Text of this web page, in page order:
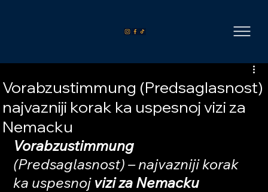
Vorabzustimmung (Predsaglasnost)
najvazniji korak ka uspesnoj vizi za
Nemacku
Vorabzustimmung
(Predsaglasnost) – najvazniji korak
ka uspesnoj vizi za Nemacku